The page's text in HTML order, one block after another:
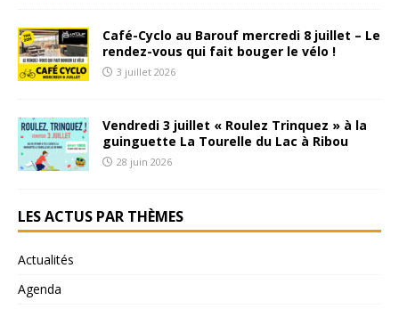
Café-Cyclo au Barouf mercredi 8 juillet – Le
rendez-vous qui fait bouger le vélo !
3 juillet 2026
Vendredi 3 juillet « Roulez Trinquez » à la
guinguette La Tourelle du Lac à Ribou
28 juin 2026
LES ACTUS PAR THÈMES
Actualités
Agenda